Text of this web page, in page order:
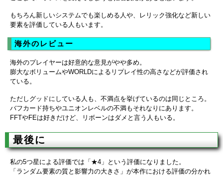
もちろん新しいシステムでも楽しめる人や、レリック強化など新しい
要素を評価している人もいます。
海外のレビュー
海外のプレイヤーは好意的な意見がやや多め。
膨大なボリュームやWORLDによるリプレイ性の高さなどが評価され
ている。
ただしグッドにしている人も、不満点を挙げているのは同じところ。
バフカード持ちやユニオンレベルの不満もそれなりにあります。
FFTやFEは好きだけど、リボーンはダメと言う人もいる。
最後に
私の5つ星による評価では「★4」という評価になりました。
「ランダム要素の質と影響力の大きさ」が本作における評価の分かれ